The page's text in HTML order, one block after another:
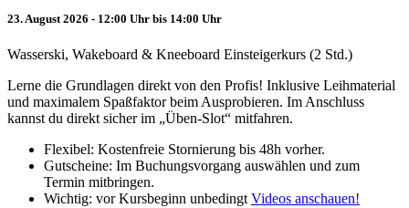
23. August 2026 - 12:00 Uhr bis 14:00 Uhr
Wasserski, Wakeboard & Kneeboard Einsteigerkurs (2 Std.)
Lerne die Grundlagen direkt von den Profis! Inklusive Leihmaterial
und maximalem Spaßfaktor beim Ausprobieren. Im Anschluss
kannst du direkt sicher im „Üben-Slot“ mitfahren.
Flexibel: Kostenfreie Stornierung bis 48h vorher.
Gutscheine: Im Buchungsvorgang auswählen und zum
Termin mitbringen.
Wichtig: vor Kursbeginn unbedingt Videos anschauen!